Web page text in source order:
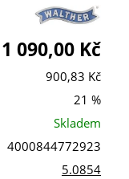
1 090,00 Kč
900,83 Kč
21 %
Skladem
4000844772923
5.0854